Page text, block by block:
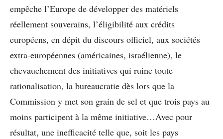
empêche l’Europe de développer des matériels
réellement souverains, l’éligibilité aux crédits
européens, en dépit du discours officiel, aux sociétés
extra-européennes (américaines, israélienne), le
chevauchement des initiatives qui ruine toute
rationalisation, la bureaucratie dès lors que la
Commission y met son grain de sel et que trois pays au
moins participent à la même initiative…Avec pour
résultat, une inefficacité telle que, soit les pays